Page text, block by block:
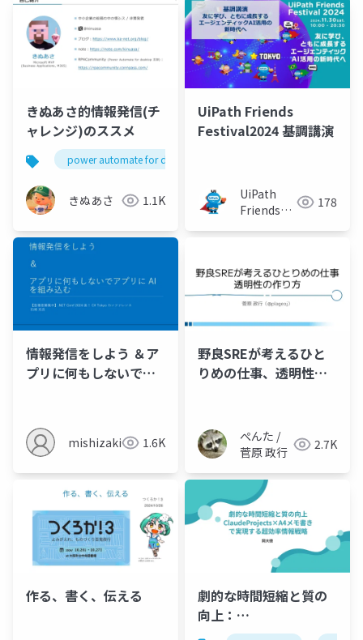
きぬあさ的情報発信(チ
ャレンジ)のススメ
power automate for desktop
きぬあさ 1.1K
UiPath Friends
Festival2024 基調講演
UiPath
Friends
178
情報発信をしよう ＆ア
プリに何もしないでア
mishizaki 1.6K
野良SREが考えるひと
りめの仕事、透明性の
ぺんた /
菅原 政行
2.7K
作る、書く、伝える
劇的な時間短縮と質の
向上：
ClaudeProjects×A4